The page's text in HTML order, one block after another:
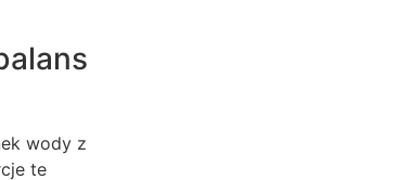
wody z
te